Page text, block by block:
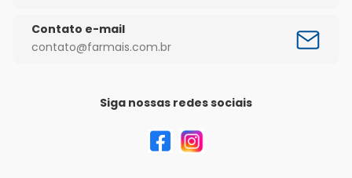
Contato e-mail
contato@farmais.com.br
Siga nossas redes sociais